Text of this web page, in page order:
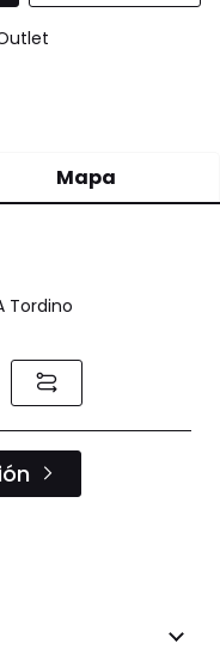
Mapa
Tordino